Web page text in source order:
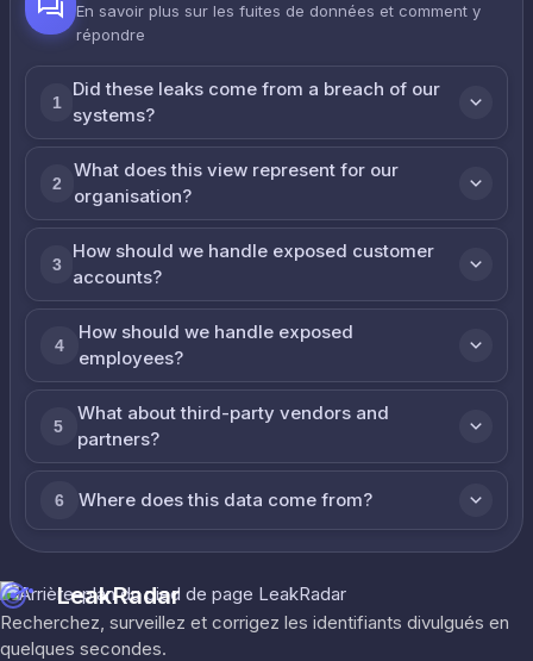
En savoir plus sur les fuites de données et comment y
répondre
1
Did these leaks come from a breach of our
systems?
2
What does this view represent for our
organisation?
3
How should we handle exposed customer
accounts?
4
How should we handle exposed
employees?
5
What about third-party vendors and
partners?
6 Where does this data come from?
LeakRadar
Recherchez, surveillez et corrigez les identifiants divulgués en
quelques secondes.